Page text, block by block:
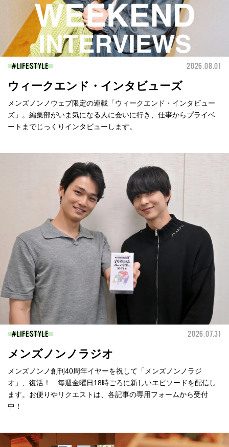
LIFESTYLE 2026.08.01
ウィークエンド・インタビューズ
メンズノンノウェブ限定の連載「ウィークエンド・インタビュー
ズ」。編集部がいま気になる人に会いに行き、仕事からプライベ
ートまでじっくりインタビューします。
LIFESTYLE 2026.07.31
メンズノンノラジオ
メンズノンノ創刊40周年イヤーを祝して「メンズノンノラジ
オ」、復活！ 毎週金曜日18時ごろに新しいエピソードを配信し
ます。お便りやリクエストは、各記事の専用フォームから受付
中！